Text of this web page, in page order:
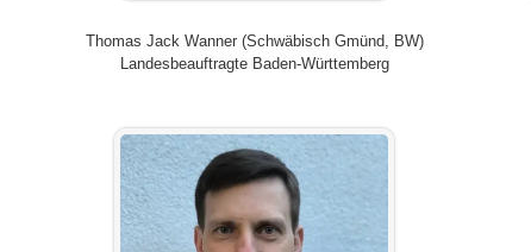
Thomas Jack Wanner (Schwäbisch Gmünd, BW)
Landesbeauftragte Baden-Württemberg